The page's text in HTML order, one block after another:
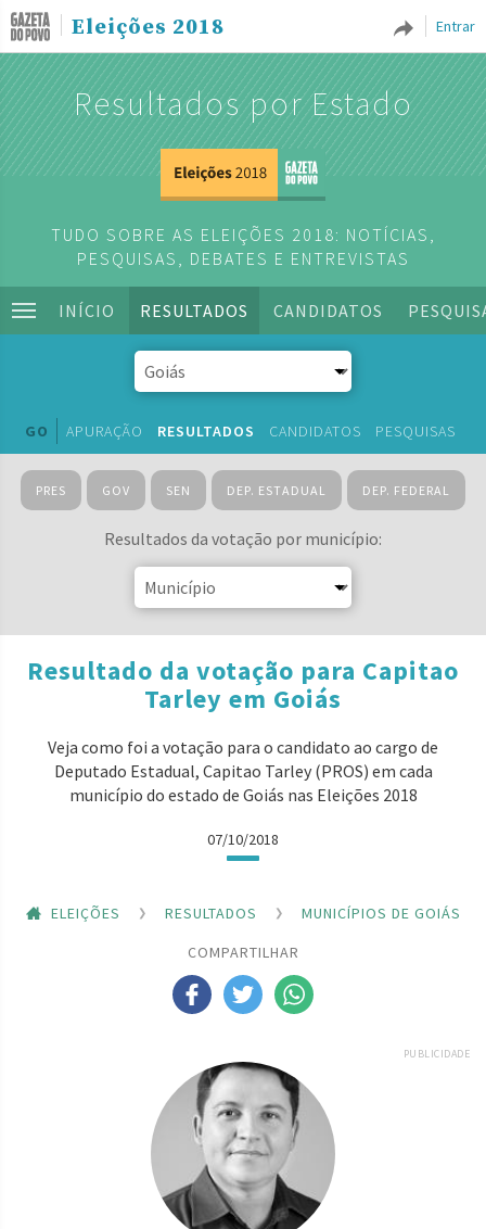
Entrar
Eleições 2018
Resultados por Estado
TUDO SOBRE AS ELEIÇÕES 2018: NOTÍCIAS,
PESQUISAS, DEBATES E ENTREVISTAS
INÍCIO RESULTADOS CANDIDATOS
GO APURAÇÃO RESULTADOS CANDIDATOS PESQUISAS
PRES GOV SEN DEP. ESTADUAL DEP. FEDERAL
Resultados da votação por município:
Resultado da votação para Capitao
Tarley em Goiás
Veja como foi a votação para o candidato ao cargo de
Deputado Estadual, Capitao Tarley (PROS) em cada
município do estado de Goiás nas Eleições 2018
07/10/2018
ELEIÇÕES RESULTADOS
MUNICÍPIOS DE GOIÁS
COMPARTILHAR
PUBLICIDADE